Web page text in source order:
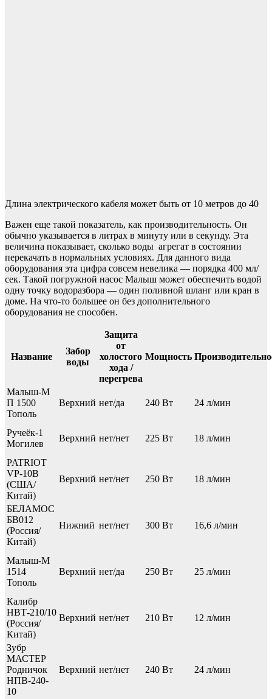
Длина электрического кабеля может быть от 10 метров до 40
Важен еще такой показатель, как производительность. Он
обычно указывается в литрах в минуту или в секунду. Эта
величина показывает, сколько воды агрегат в состоянии
перекачать в нормальных условиях. Для данного вида
оборудования эта цифра совсем невелика — порядка 400 мл/
сек. Такой погружной насос Малыш может обеспечить водой
одну точку водоразбора — один поливной шланг или кран в
доме. На что-то большее он без дополнительного
оборудования не способен.
Название
Забор
воды
Защита
от
холостого
хода /
перегрева
Мощность
Малыш-М
П 1500
Тополь
Верхний нет/да 240 Вт 24 л/мин
Ручеёк-1
Могилев
Верхний нет/нет 225 Вт 18 л/мин
PATRIOT
VP-10В
(США/
Китай)
Верхний нет/нет 250 Вт 18 л/мин
БЕЛАМОС
БВ012
(Россия/
Китай)
Нижний нет/нет 300 Вт 16,6 л/мин
Малыш-М
1514
Тополь
Верхний нет/да 250 Вт 25 л/мин
Калибр
НВТ-210/10
(Россия/
Китай)
Верхний нет/нет 210 Вт 12 л/мин
Зубр
МАСТЕР
Родничок
НПВ-240-
10
Верхний нет/нет 240 Вт 24 л/мин